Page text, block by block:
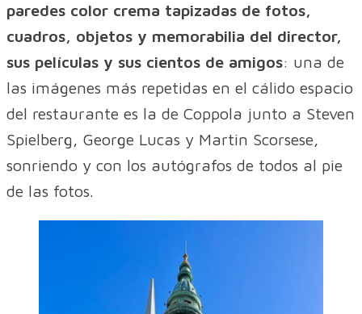
paredes color crema tapizadas de fotos,
cuadros, objetos y memorabilia del director,
sus películas y sus cientos de amigos: una de
las imágenes más repetidas en el cálido espacio
del restaurante es la de Coppola junto a Steven
Spielberg, George Lucas y Martin Scorsese,
sonriendo y con los autógrafos de todos al pie
de las fotos.